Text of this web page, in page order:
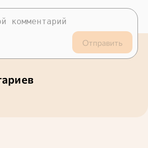
Отправить